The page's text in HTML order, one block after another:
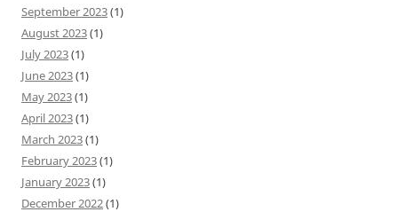
September 2023(1)
August 2023(1)
July 2023(1)
June 2023(1)
May 2023(1)
April 2023(1)
March 2023(1)
February 2023(1)
January 2023(1)
December 2022(1)